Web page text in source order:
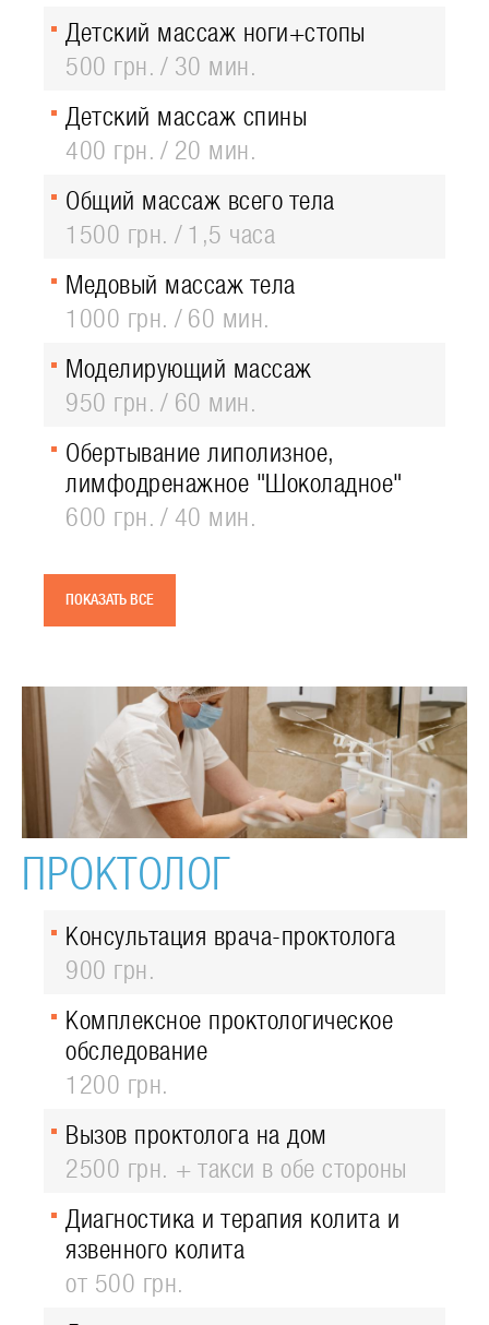
Детский массаж ноги+стопы
500 грн.
30 мин.
Детский массаж спины
400 грн.
20 мин.
Общий массаж всего тела
1500 грн.
1,5 часа
Медовый массаж тела
1000 грн.
60 мин.
Моделирующий массаж
950 грн.
60 мин.
Обертывание липолизное,
лимфодренажное "Шоколадное"
600 грн.
40 мин.
ПОКАЗАТЬ ВСЕ
ПРОКТОЛОГ
Консультация врача-проктолога
900 грн.
Комплексное проктологическое
обследование
1200 грн.
Вызов проктолога на дом
2500 грн. + такси в обе стороны
Диагностика и терапия колита и
язвенного колита
от 500 грн.